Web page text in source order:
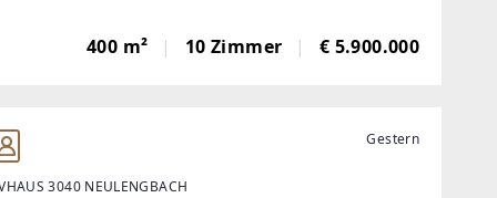
Geschichte, außerdem nur wenige
vom Hietzinger Zentrum entfernt,
400 m² 10 Zimmer € 5.900.000
Gestern
3040 NEULENGBACH